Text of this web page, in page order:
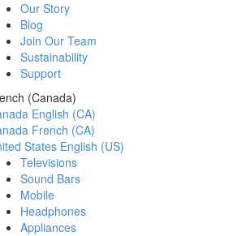
Our Story
Blog
Join Our Team
Sustainability
Support
(Canada)
English (CA)
French (CA)
States English (US)
Televisions
Sound Bars
Mobile
Headphones
Appliances